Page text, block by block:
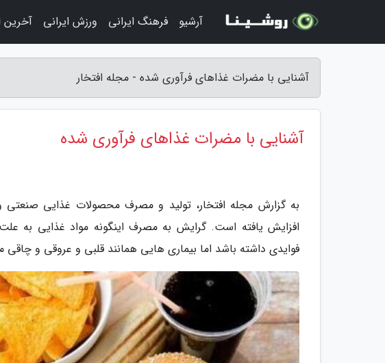
آشنایی با مضرات غذاهای فرآوری شده - مجله افتخار
آشنایی با مضرات غذاهای فرآوری شده
به گزارش مجله افتخار، تولید و مصرف محصولات غذایی
افزایش یافته است. گرایش به مصرف اینگونه مواد غذایی به
فوایدی داشته باشد اما بیماری هایی همانند قلبی و عروقی و چاقی
آرشیو فرهنگ ایرانی ورزش ایرانی آخرین